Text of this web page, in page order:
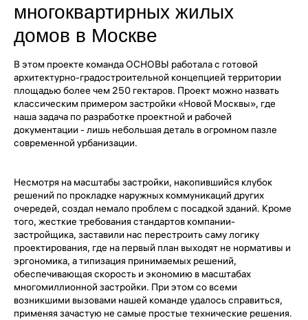
многоквартирных жилых
домов в Москве
В этом проекте команда ОСНОВЫ работала с готовой
архитектурно-градостроительной концепцией территории
площадью более чем 250 гектаров. Проект можно назвать
классическим примером застройки «Новой Москвы», где
наша задача по разработке проектной и рабочей
документации - лишь небольшая деталь в огромном пазле
современной урбанизации.
Несмотря на масштабы застройки, накопившийся клубок
решений по прокладке наружных коммуникаций других
очередей, создал немало проблем с посадкой зданий. Кроме
того, жесткие требования стандартов компании-
застройщика, заставили нас перестроить саму логику
проектирования, где на первый план выходят не нормативы и
эргономика, а типизация принимаемых решений,
обеспечивающая скорость и экономию в масштабах
многомиллионной застройки. При этом со всеми
возникшими вызовами нашей команде удалось справиться,
применяя зачастую не самые простые технические решения.